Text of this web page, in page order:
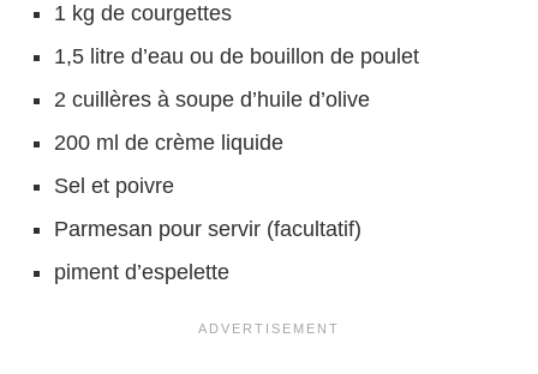
1 kg de courgettes
1,5 litre d’eau ou de bouillon de poulet
2 cuillères à soupe d’huile d’olive
200 ml de crème liquide
Sel et poivre
Parmesan pour servir (facultatif)
piment d’espelette